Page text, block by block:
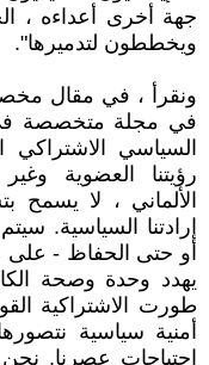
جهة أخرى أعداءه ،
ويخططون لتدميرها".
السياسي
رؤيتنا العضوية
الألماني ، لا
إرادتنا السياسية.
أو حتى الحفاظ -
يهدد وحدة وصحة
طورت الاشتراكية
أمنية سياسية
احتياجات عصرنا.